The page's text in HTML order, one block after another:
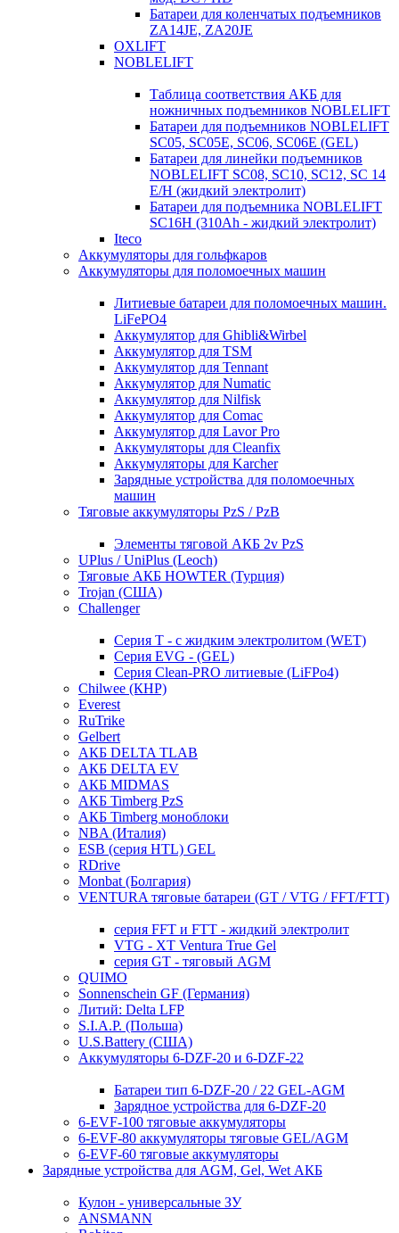
Батареи для коленчатых подъемников
ZA14JE, ZA20JE
OXLIFT
NOBLELIFT
Таблица соответствия АКБ для
ножничных подъемников NOBLELIFT
Батареи для подъемников NOBLELIFT
SC05, SC05E, SC06, SC06E (GEL)
Батареи для линейки подъемников
NOBLELIFT SC08, SC10, SC12, SC 14
E/H (жидкий электролит)
Батареи для подъемника NOBLELIFT
SC16H (310Ah - жидкий электролит)
Iteco
Аккумуляторы для гольфкаров
Аккумуляторы для поломоечных машин
Литиевые батареи для поломоечных машин.
LiFePO4
Аккумулятор для Ghibli&Wirbel
Аккумулятор для TSM
Аккумулятор для Tennant
Аккумулятор для Numatic
Аккумулятор для Nilfisk
Аккумулятор для Comac
Аккумулятор для Lavor Pro
Аккумуляторы для Cleanfix
Аккумуляторы для Karcher
Зарядные устройства для поломоечных
машин
Тяговые аккумуляторы PzS / PzB
Элементы тяговой АКБ 2v PzS
UPlus / UniPlus (Leoch)
Тяговые АКБ HOWTER (Турция)
Trojan (США)
Challenger
Серия T - с жидким электролитом (WET)
Серия EVG - (GEL)
Серия Clean-PRO литиевые (LiFPo4)
Chilwee (КНР)
Everest
RuTrike
Gelbert
АКБ DELTA TLAB
АКБ DELTA EV
АКБ MIDMAS
АКБ Timberg PzS
АКБ Timberg моноблоки
NBA (Италия)
ESB (серия HTL) GEL
RDrive
Monbat (Болгария)
VENTURA тяговые батареи (GT / VTG / FFT/FTT)
серия FFT и FTT - жидкий электролит
VTG - XT Ventura True Gel
серия GT - тяговый AGM
QUIMO
Sonnenschein GF (Германия)
Литий: Delta LFP
S.I.A.P. (Польша)
U.S.Battery (США)
Аккумуляторы 6-DZF-20 и 6-DZF-22
Батареи тип 6-DZF-20 / 22 GEL-AGM
Зарядное устройства для 6-DZF-20
6-EVF-100 тяговые аккумуляторы
6-EVF-80 аккумуляторы тяговые GEL/AGM
6-EVF-60 тяговые аккумуляторы
Зарядные устройства для AGM, Gel, Wet АКБ
Кулон - универсальные ЗУ
ANSMANN